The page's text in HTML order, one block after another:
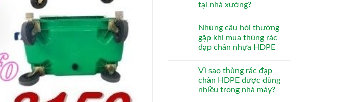
tại nhà xưởng?
Những câu hỏi thường
gặp khi mua thùng rác
đạp chân nhựa HDPE
Vì sao thùng rác đạp
chân HDPE được dùng
nhiều trong nhà máy?